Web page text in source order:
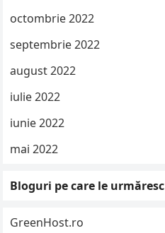
octombrie 2022
septembrie 2022
august 2022
iulie 2022
iunie 2022
mai 2022
Bloguri pe care le urmăresc
GreenHost.ro